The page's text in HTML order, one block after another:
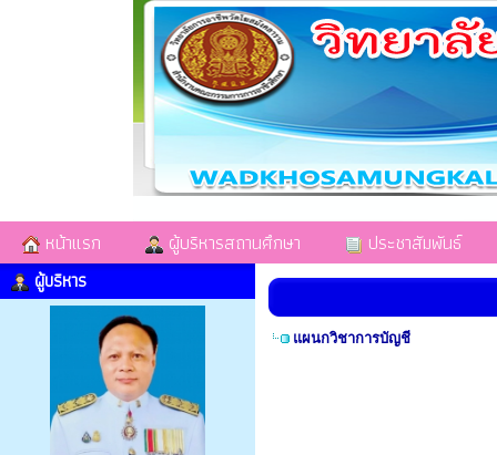
หน้าแรก ผู้บริหารสถานศึกษา ประชาสัมพันธ์
ผู้บริหาร
แผนกวิชาการบัญชี